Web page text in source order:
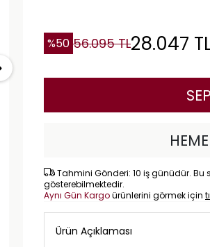
%50 56.095TL28.047
Tahmini Gönderi: 10 iş günüdür.
gösterebilmektedir.
Aynı Gün Kargoürünlerini görmek için
Ürün Açıklaması